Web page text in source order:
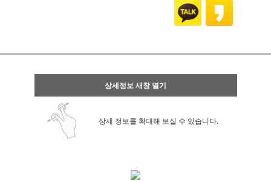
상세정보 새창 열기
상세 정보를 확대해 보실 수 있습니다.